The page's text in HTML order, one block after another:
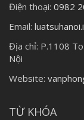
Điện thoại: 0982
Email:
Địa chỉ: P.1108
Nội
Website:
TỪ KHÓA